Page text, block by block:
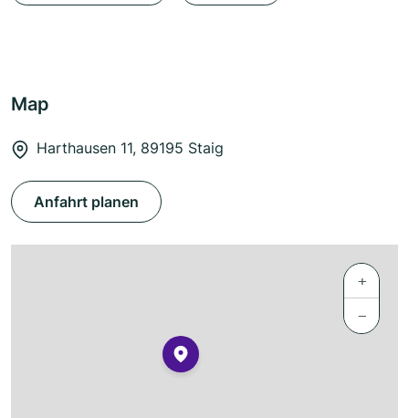
Map
Harthausen 11, 89195 Staig
Anfahrt planen
+
−